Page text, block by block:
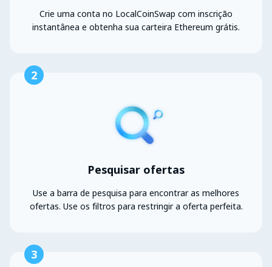
Crie uma conta no LocalCoinSwap com inscrição
instantânea e obtenha sua carteira Ethereum grátis.
2
Pesquisar ofertas
Use a barra de pesquisa para encontrar as melhores
ofertas. Use os filtros para restringir a oferta perfeita.
3